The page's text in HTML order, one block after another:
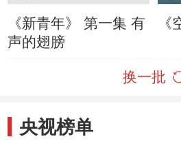
《新青年》 第一集 有
声的翅膀
《
换一批
央视榜单